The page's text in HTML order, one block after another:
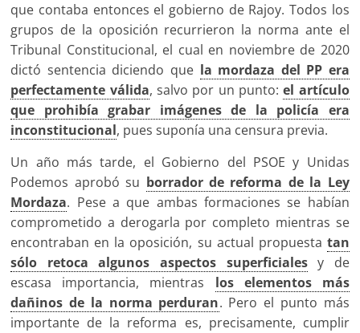
que contaba entonces el gobierno de Rajoy. Todos los
grupos de la oposición recurrieron la norma ante el
Tribunal Constitucional, el cual en noviembre de 2020
dictó sentencia diciendo que la mordaza del PP era
perfectamente válida, salvo por un punto:el artículo
que prohibía grabar imágenes de la policía era
inconstitucional, pues suponía una censura previa.
Un año más tarde, el Gobierno del PSOE y Unidas
Podemos aprobó su borrador de reforma de la Ley
Mordaza. Pese a que ambas formaciones se habían
comprometido a derogarla por completo mientras se
encontraban en la oposición, su actual propuesta tan
sólo retoca algunos aspectos superficialesy de
escasa importancia, mientras los elementos más
dañinos de la norma perduran. Pero el punto más
importante de la reforma es, precisamente, cumplir